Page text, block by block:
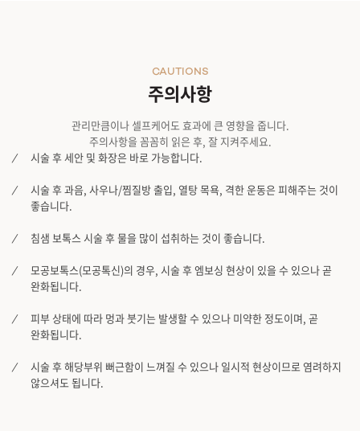
주의사항
CAUTIONS
관리만큼이나 셀프케어도 효과에 큰 영향을 줍니다.
주의사항을 꼼꼼히 읽은 후, 잘 지켜주세요.
시술 후 세안 및 화장은 바로 가능합니다.
시술 후 과음, 사우나/찜질방 출입, 열탕 목욕, 격한 운동은 피해주는 것이
좋습니다.
침샘 보톡스 시술 후 물을 많이 섭취하는 것이 좋습니다.
모공보톡스(모공톡신)의 경우, 시술 후 엠보싱 현상이 있을 수 있으나 곧
완화됩니다.
피부 상태에 따라 멍과 붓기는 발생할 수 있으나 미약한 정도이며, 곧
완화됩니다.
시술 후 해당부위 뻐근함이 느껴질 수 있으나 일시적 현상이므로 염려하지
않으셔도 됩니다.